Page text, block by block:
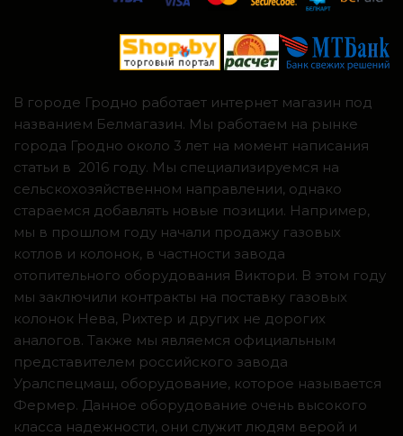
В городе Гродно работает интернет магазин под
названием Белмагазин. Мы работаем на рынке
города Гродно около 3 лет на момент написания
статьи в 2016 году. Мы специализируемся на
сельскохозяйственном направлении, однако
стараемся добавлять новые позиции. Например,
мы в прошлом году начали продажу газовых
котлов и колонок, в частности завода
отопительного оборудования Виктори. В этом году
мы заключили контракты на поставку газовых
колонок Нева, Рихтер и других не дорогих
аналогов. Также мы являемся официальным
представителем российского завода
Уралспецмаш, оборудование, которое называется
Фермер. Данное оборудование очень высокого
класса надежности, они служит людям верой и